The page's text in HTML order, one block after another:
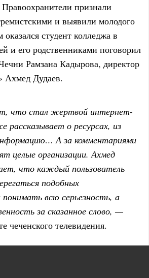
признали
и выявили молодого
студент колледжа в
и его родственниками поговорил
Рамзана Кадырова, директор
Дудаев.
что стал жертвой интернет-
рассказывает о ресурсах, из
А за комментариями
целые организации. Ахмед
что каждый пользователь
подобных
всю серьезность, а
за сказанное слово, —
чеченского телевидения.